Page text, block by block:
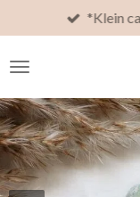
direct
naar
hoofdinhoud
*Klein